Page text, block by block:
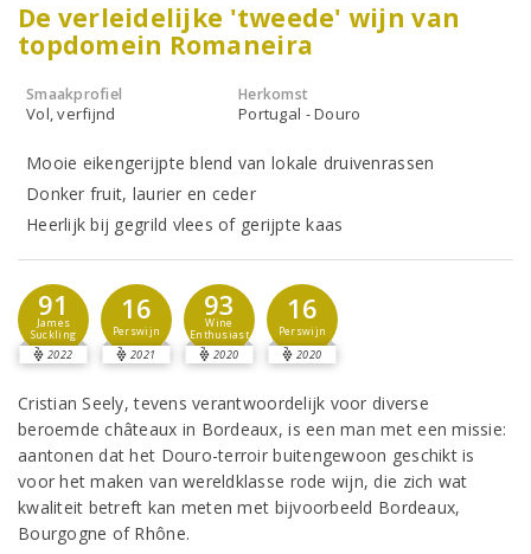
De verleidelijke 'tweede' wijn van
topdomein Romaneira
Smaakprofiel
Vol, verfijnd
Herkomst
Portugal - Douro
Mooie eikengerijpte blend van lokale druivenrassen
Donker fruit, laurier en ceder
Heerlijk bij gegrild vlees of gerijpte kaas
91
James
Suckling
2022
16
Perswijn
2021
93
Wine
Enthusiast
2020
16
Perswijn
2020
Cristian Seely, tevens verantwoordelijk voor diverse
beroemde châteaux in Bordeaux, is een man met een missie:
aantonen dat het Douro-terroir buitengewoon geschikt is
voor het maken van wereldklasse rode wijn, die zich wat
kwaliteit betreft kan meten met bijvoorbeeld Bordeaux,
Bourgogne of Rhône.